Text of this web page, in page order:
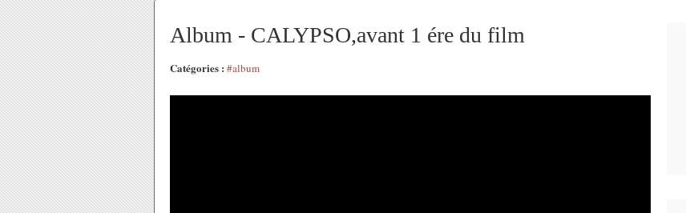
Album - CALYPSO,avant 1 ére du film
Catégories : #album